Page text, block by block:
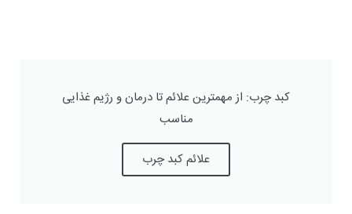
کبد چرب: از مهمترین علائم تا درمان و رژیم غذایی
مناسب
علائم کبد چرب